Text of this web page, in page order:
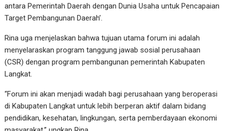
antara Pemerintah Daerah dengan Dunia Usaha untuk Pencapaian
Target Pembangunan Daerah’.
Rina uga menjelaskan bahwa tujuan utama forum ini adalah
menyelaraskan program tanggung jawab sosial perusahaan
(CSR) dengan program pembangunan pemerintah Kabupaten
Langkat.
“Forum ini akan menjadi wadah bagi perusahaan yang beroperasi
di Kabupaten Langkat untuk lebih berperan aktif dalam bidang
pendidikan, kesehatan, lingkungan, serta pemberdayaan ekonomi